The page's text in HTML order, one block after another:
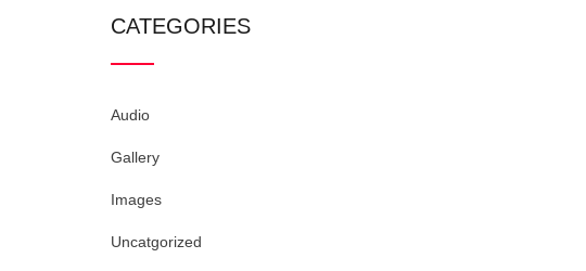
CATEGORIES
Audio
Gallery
Images
Uncatgorized